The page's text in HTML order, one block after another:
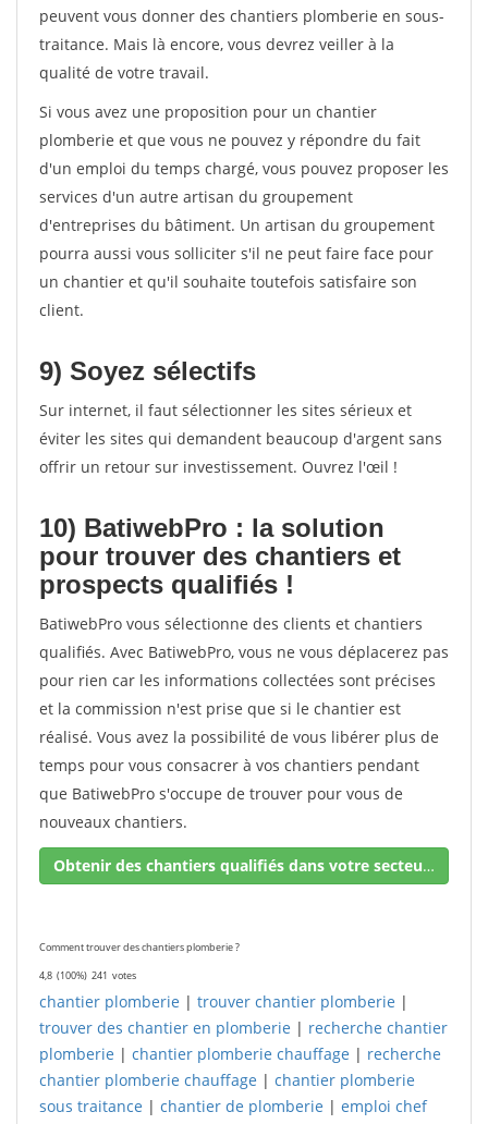
peuvent vous donner des chantiers plomberie en sous-
traitance. Mais là encore, vous devrez veiller à la
qualité de votre travail.
Si vous avez une proposition pour un chantier
plomberie et que vous ne pouvez y répondre du fait
d'un emploi du temps chargé, vous pouvez proposer les
services d'un autre artisan du groupement
d'entreprises du bâtiment. Un artisan du groupement
pourra aussi vous solliciter s'il ne peut faire face pour
un chantier et qu'il souhaite toutefois satisfaire son
client.
9) Soyez sélectifs
Sur internet, il faut sélectionner les sites sérieux et
éviter les sites qui demandent beaucoup d'argent sans
offrir un retour sur investissement. Ouvrez l'œil !
10) BatiwebPro : la solution
pour trouver des chantiers et
prospects qualifiés !
BatiwebPro vous sélectionne des clients et chantiers
qualifiés. Avec BatiwebPro, vous ne vous déplacerez pas
pour rien car les informations collectées sont précises
et la commission n'est prise que si le chantier est
réalisé. Vous avez la possibilité de vous libérer plus de
temps pour vous consacrer à vos chantiers pendant
que BatiwebPro s'occupe de trouver pour vous de
nouveaux chantiers.
Obtenir des chantiers qualifiés dans votre secteur !
Comment trouver des chantiers plomberie ?
4,8 (100%) 241 votes
chantier plomberie | trouver chantier plomberie |
trouver des chantier en plomberie | recherche chantier
plomberie | chantier plomberie chauffage | recherche
chantier plomberie chauffage | chantier plomberie
sous traitance | chantier de plomberie | emploi chef